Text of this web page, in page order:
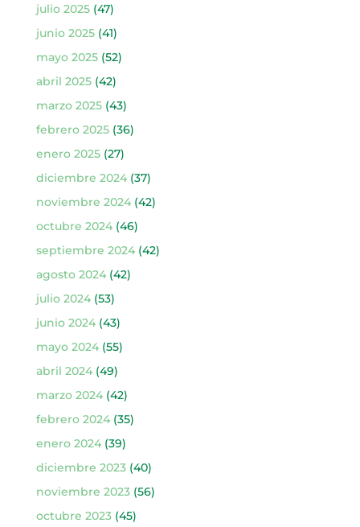
julio 2025(47)
junio 2025(41)
mayo 2025(52)
abril 2025(42)
marzo 2025(43)
febrero 2025(36)
enero 2025(27)
diciembre 2024(37)
noviembre 2024(42)
octubre 2024(46)
septiembre 2024(42)
agosto 2024(42)
julio 2024(53)
junio 2024(43)
mayo 2024(55)
abril 2024(49)
marzo 2024(42)
febrero 2024(35)
enero 2024(39)
diciembre 2023(40)
noviembre 2023(56)
octubre 2023(45)